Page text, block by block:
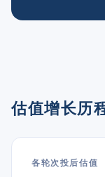
估值增长历
各轮次投后估值